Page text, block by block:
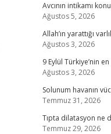
Avcının intikamı
Ağustos 5, 2026
Allah’ın yarattığı
Ağustos 3, 2026
9 Eylül Türkiye’nin
Ağustos 3, 2026
Solunum havanın
Temmuz 31, 2026
Tıpta dilatasyon ne
Temmuz 29, 2026